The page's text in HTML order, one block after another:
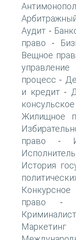
Аудит -
право -
Вещное
управление
процесс -
и кредит-
Жилищное
право -
История
право -
Маркетинг